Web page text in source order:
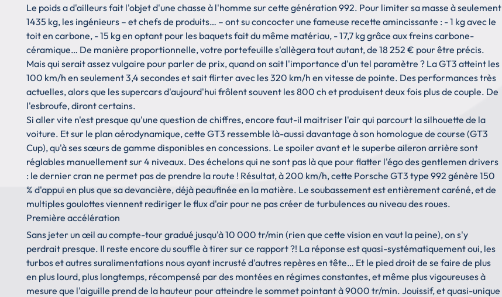
Le poids a d'ailleurs fait l'objet d'une chasse à l'homme sur cette génération 992. Pour limiter sa masse à seulement
1435 kg, les ingénieurs – et chefs de produits… – ont su concocter une fameuse recette amincissante : - 1 kg avec le
toit en carbone, - 15 kg en optant pour les baquets fait du même matériau, - 17,7 kg grâce aux freins carbone-
céramique… De manière proportionnelle, votre portefeuille s'allègera tout autant, de 18 252 € pour être précis.
Mais qui serait assez vulgaire pour parler de prix, quand on sait l'importance d'un tel paramètre ? La GT3 atteint les
100 km/h en seulement 3,4 secondes et sait flirter avec les 320 km/h en vitesse de pointe. Des performances très
actuelles, alors que les supercars d'aujourd'hui frôlent souvent les 800 ch et produisent deux fois plus de couple. De
l'esbroufe, diront certains.
Si aller vite n'est presque qu'une question de chiffres, encore faut-il maitriser l'air qui parcourt la silhouette de la
voiture. Et sur le plan aérodynamique, cette GT3 ressemble là-aussi davantage à son homologue de course (GT3
Cup), qu'à ses sœurs de gamme disponibles en concessions. Le spoiler avant et le superbe aileron arrière sont
réglables manuellement sur 4 niveaux. Des échelons qui ne sont pas là que pour flatter l'égo des gentlemen drivers
: le dernier cran ne permet pas de prendre la route ! Résultat, à 200 km/h, cette Porsche GT3 type 992 génère 150
% d'appui en plus que sa devancière, déjà peaufinée en la matière. Le soubassement est entièrement caréné, et de
multiples goulottes viennent rediriger le flux d'air pour ne pas créer de turbulences au niveau des roues.
Première accélération
Sans jeter un œil au compte-tour gradué jusqu'à 10 000 tr/min (rien que cette vision en vaut la peine), on s'y
perdrait presque. Il reste encore du souffle à tirer sur ce rapport ?! La réponse est quasi-systématiquement oui, les
turbos et autres suralimentations nous ayant incrusté d'autres repères en tête… Et le pied droit de se faire de plus
en plus lourd, plus longtemps, récompensé par des montées en régimes constantes, et même plus vigoureuses à
mesure que l'aiguille prend de la hauteur pour atteindre le sommet pointant à 9000 tr/min. Jouissif, et quasi-unique